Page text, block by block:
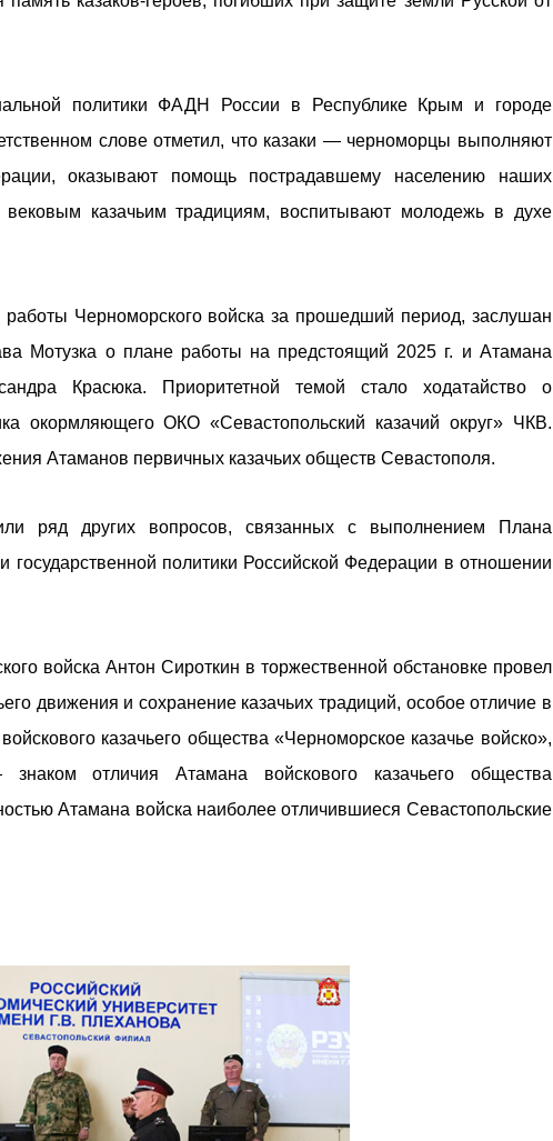
политики ФАДН России в Республике Крым и городе
слове отметил, что казаки — черноморцы выполняют
оказывают помощь пострадавшему населению наших
вековым казачьим традициям, воспитывают молодежь в духе
Черноморского войска за прошедший период, заслушан
Мотузка о плане работы на предстоящий 2025 г. и Атамана
Красюка. Приоритетной темой стало ходатайство о
окормляющего ОКО «Севастопольский казачий округ» ЧКВ.
Атаманов первичных казачьих обществ Севастополя.
ряд других вопросов, связанных с выполнением Плана
государственной политики Российской Федерации в отношении
войска Антон Сироткин в торжественной обстановке провел
движения и сохранение казачьих традиций, особое отличие в
казачьего общества «Черноморское казачье войско»,
отличия Атамана войскового казачьего общества
Атамана войска наиболее отличившиеся Севастопольские